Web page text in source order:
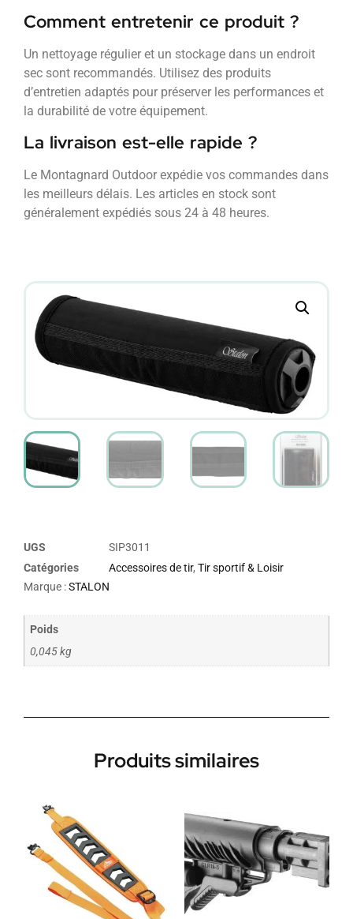
Comment entretenir ce produit ?
Un nettoyage régulier et un stockage dans un endroit
sec sont recommandés. Utilisez des produits
d’entretien adaptés pour préserver les performances et
la durabilité de votre équipement.
La livraison est-elle rapide ?
Le Montagnard Outdoor expédie vos commandes dans
les meilleurs délais. Les articles en stock sont
généralement expédiés sous 24 à 48 heures.
UGS
SIP3011
Catégories
Accessoires de tir, Tir sportif & Loisir
Marque :STALON
Poids
0,045 kg
Produits similaires